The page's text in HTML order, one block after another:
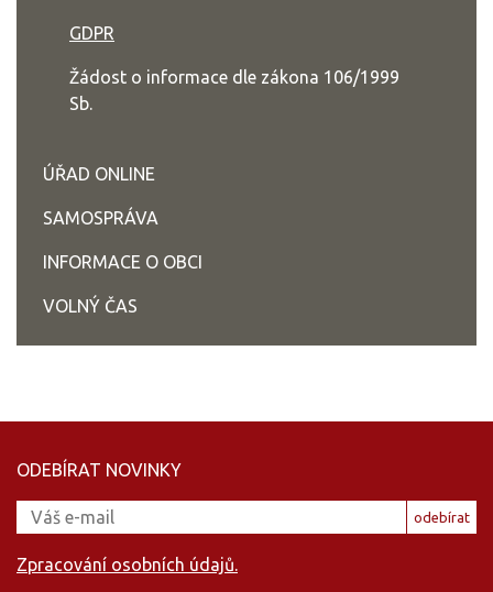
GDPR
Žádost o informace dle zákona 106/1999
Sb.
ÚŘAD ONLINE
SAMOSPRÁVA
INFORMACE O OBCI
VOLNÝ ČAS
ODEBÍRAT NOVINKY
odebírat
Zpracování osobních údajů.